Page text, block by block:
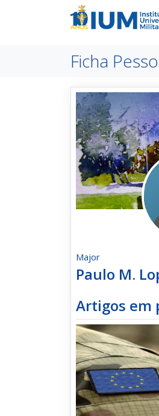
Ficha
Major
Paulo M.
Artigos em